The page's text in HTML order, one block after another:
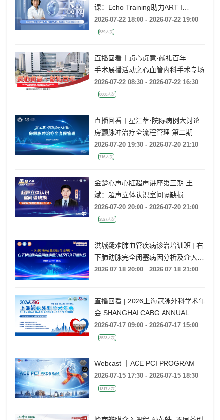
课：Echo Training助力ART I
Rebecca T. Hahn教授《主动脉瓣反
流的超声培训：从病理机制到临床诊
2026-07-22 18:00 - 2026-07-22 19:00
539人次
直播回看丨贞心贞意·献礼百年——
手术展播活动之心血管内科手术专场
2026-07-22 08:30 - 2026-07-22 16:30
8008人次
直播回看丨星汇萃·院际病例大讨论
房颤脉冲治疗全流程管理 第二期
2026-07-20 19:30 - 2026-07-20 21:10
716人次
金楚心声心脏超声讲座第三期 王
斌：超声立体认识室间隔缺损
2026-07-20 20:00 - 2026-07-20 21:00
2527人次
洪城疑难肺血管疾病诊治培训班 | 右
下肺动脉完全闭塞病因分析及介入开
通技巧
2026-07-18 20:00 - 2026-07-18 21:00
直播回看 | 2026上海冠脉外科学术年
会 SHANGHAI CABG ANNUAL
CONFERENCE
2026-07-17 09:00 - 2026-07-17 15:00
3523人次
Webcast 丨ACE PCI PROGRAM
2026-07-15 17:30 - 2026-07-15 18:30
1317人次